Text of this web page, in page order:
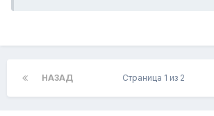
НАЗАД Страница 1 из 2